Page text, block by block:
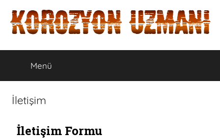
atla
Menü
İletişim
İletişim Formu